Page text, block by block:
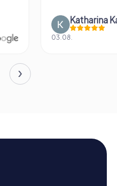
Katharina
03.08.